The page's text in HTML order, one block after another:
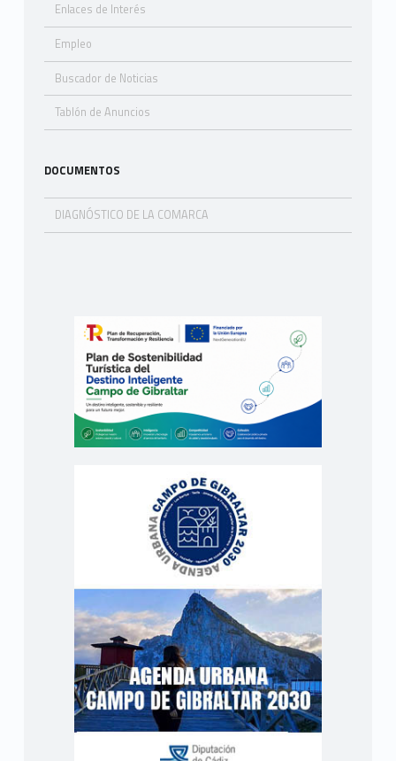
Enlaces de Interés
Empleo
Buscador de Noticias
Tablón de Anuncios
DOCUMENTOS
DIAGNÓSTICO DE LA COMARCA